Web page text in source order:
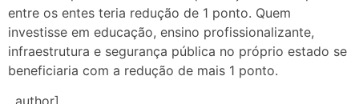
entre os entes teria redução de 1 ponto. Quem
investisse em educação, ensino profissionalizante,
infraestrutura e segurança pública no próprio estado se
beneficiaria com a redução de mais 1 ponto.